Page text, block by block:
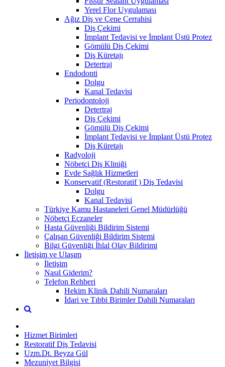
Yerel Flor Uygulaması
Ağız Diş ve Çene Cerrahisi
Diş Çekimi
İmplant Tedavisi ve İmplant Üstü Protez
Gömülü Diş Çekimi
Diş Küretajı
Detertraj
Endodonti
Dolgu
Kanal Tedavisi
Periodontoloji
Detertraj
Diş Çekimi
Gömülü Diş Çekimi
İmplant Tedavisi ve İmplant Üstü Protez
Diş Küretajı
Radyoloji
Nöbetçi Diş Kliniği
Evde Sağlık Hizmetleri
Konservatif (Restoratif ) Diş Tedavisi
Dolgu
Kanal Tedavisi
Türkiye Kamu Hastaneleri Genel Müdürlüğü
Nöbetçi Eczaneler
Hasta Güvenliği Bildirim Sistemi
Çalışan Güvenliği Bildirim Sistemi
Bilgi Güvenliği İhlal Olay Bildirimi
İletişim ve Ulaşım
İletişim
Nasıl Giderim?
Telefon Rehberi
Hekim Klinik Dahili Numaraları
İdari ve Tıbbi Birimler Dahili Numaraları
Hizmet Birimleri
Restoratif Diş Tedavisi
Uzm.Dt. Beyza Gül
Mezuniyet Bilgisi